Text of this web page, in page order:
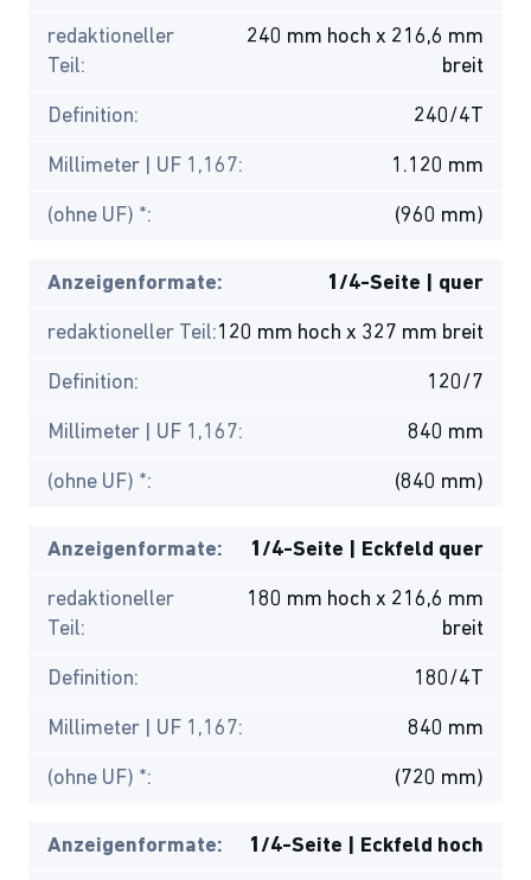
redaktioneller
Teil:
240 mm hoch x 216,6 mm
breit
Definition: 240/4T
Millimeter | UF 1,167: 1.120 mm
(ohne UF) *: (960 mm)
Anzeigenformate: 1/4-Seite | quer
redaktioneller Teil:120 mm hoch x 327 mm breit
Definition: 120/7
Millimeter | UF 1,167: 840 mm
(ohne UF) *: (840 mm)
Anzeigenformate: 1/4-Seite | Eckfeld quer
redaktioneller
Teil:
180 mm hoch x 216,6 mm
breit
Definition: 180/4T
Millimeter | UF 1,167: 840 mm
(ohne UF) *: (720 mm)
Anzeigenformate: 1/4-Seite | Eckfeld hoch